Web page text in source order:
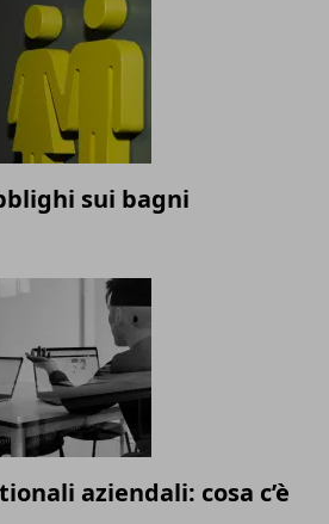
sui bagni
aziendali: cosa c’è